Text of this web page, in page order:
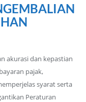
akurasi dan kepastian
pajak,
syarat serta
Peraturan